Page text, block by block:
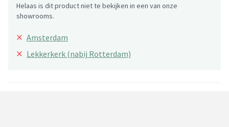
Helaas is dit product niet te bekijken in een van onze
showrooms.
× Amsterdam
× Lekkerkerk (nabij Rotterdam)